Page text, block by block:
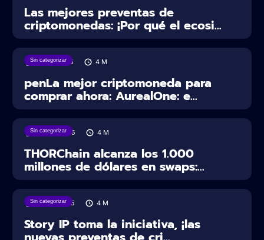
Las mejores preventas de
criptomonedas: ¡Por qué el ecosi...
Sin categorizar
13/03/2025 4 M
penLa mejor criptomoneda para
comprar ahora: AurealOne: e...
Sin categorizar
28/02/2025 4 M
THORChain alcanza los 1.000
millones de dólares en swaps:...
Sin categorizar
25/02/2025 4 M
Story IP toma la iniciativa, ¡las